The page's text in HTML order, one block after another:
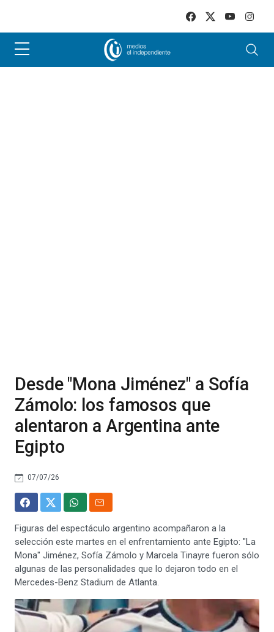
Desde "Mona Jiménez" a Sofía
Zámolo: los famosos que
alentaron a Argentina ante
Egipto
07/07/26
Figuras del espectáculo argentino acompañaron a la
selección este martes en el enfrentamiento ante Egipto: "La
Mona" Jiménez, Sofía Zámolo y Marcela Tinayre fueron sólo
algunas de las personalidades que lo dejaron todo en el
Mercedes-Benz Stadium de Atlanta.